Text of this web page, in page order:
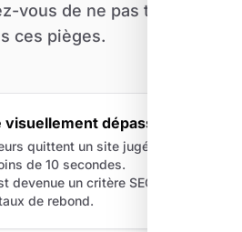
vous de ne pas tomber
ces pièges.
dépassé
quittent un site jugé
de 10 secondes.
devenue un critère SEO
de rebond.